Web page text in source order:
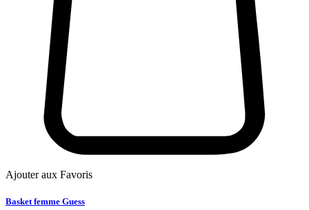
Ajouter aux Favoris
Basket femme Guess